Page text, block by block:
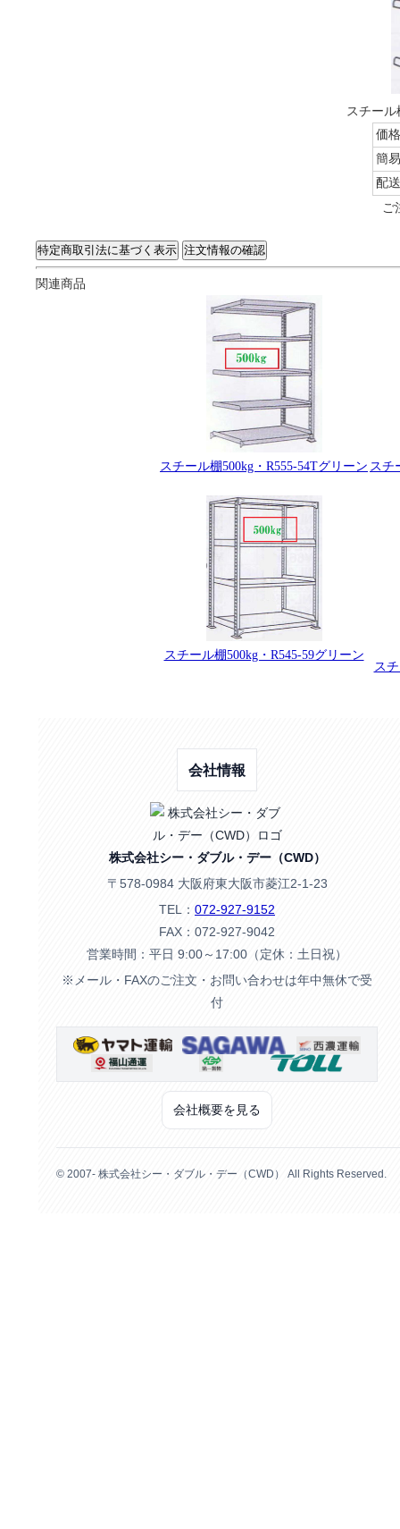
スチール
価格
簡
配
ご
関連商品
スチール棚500kg・R555-54Tグリーン スチ
スチール棚500kg・R545-59グリーン
ス
会社情報
株式会社シー・ダブル・デー（CWD）
〒578-0984 大阪府東大阪市菱江2-1-23
TEL： 072-927-9152
FAX：072-927-9042
営業時間：平日 9:00～17:00（定休：土日祝）
※メール・FAXのご注文・お問い合わせは年中無休で受
付
会社概要を見る
© 2007- 株式会社シー・ダブル・デー（CWD） All Rights Reserved.